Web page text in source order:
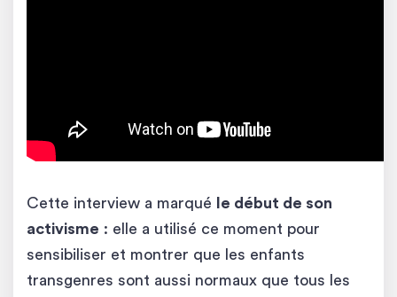
Cette interview a marqué
le début de son
activisme : elle a utilisé ce moment pour
sensibiliser et montrer que les enfants
transgenres sont aussi normaux que tous les